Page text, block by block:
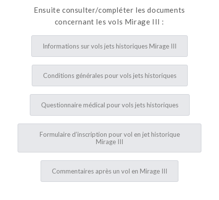
Ensuite consulter/compléter les documents
concernant les vols Mirage III :
Informations sur vols jets historiques Mirage III
Conditions générales pour vols jets historiques
Questionnaire médical pour vols jets historiques
Formulaire d’inscription pour vol en jet historique
Mirage III
Commentaires après un vol en Mirage III